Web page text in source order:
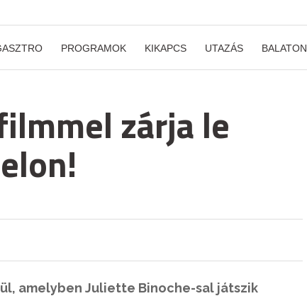
PROGRAMOK KIKAPCS UTAZÁS BALATON
zárja le
amelyben Juliette Binoche-sal játszik